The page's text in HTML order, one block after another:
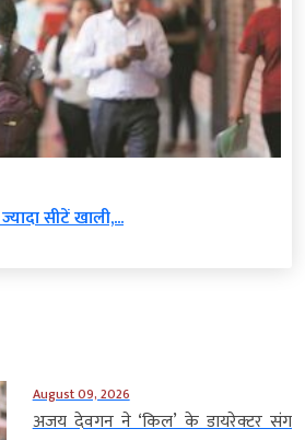
सीटें खाली,...
August 09, 2026
अजय देवगन ने ‘किल’ के डायरेक्टर संग